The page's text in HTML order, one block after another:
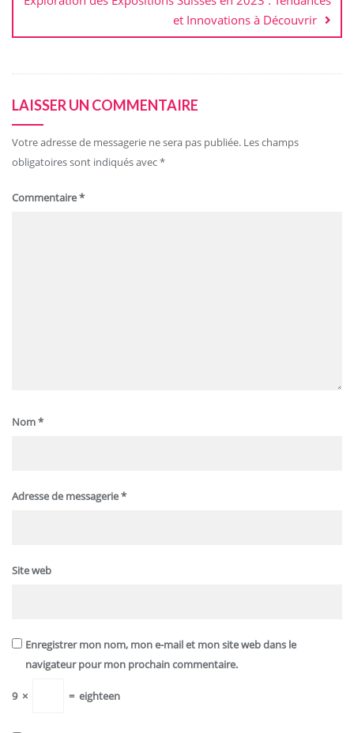
et Innovations à Découvrir
LAISSER UN COMMENTAIRE
Votre adresse de messagerie ne sera pas publiée. Les champs
obligatoires sont indiqués avec*
Commentaire*
Nom*
Adresse de messagerie*
Site web
Enregistrer mon nom, mon e-mail et mon site web dans le
navigateur pour mon prochain commentaire.
9 × = eighteen